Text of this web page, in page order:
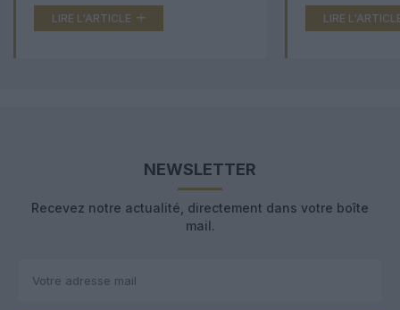
LIRE L'ARTICLE LIRE
NEWSLETTER
Recevez notre actualité, directement dans votre boîte
mail.